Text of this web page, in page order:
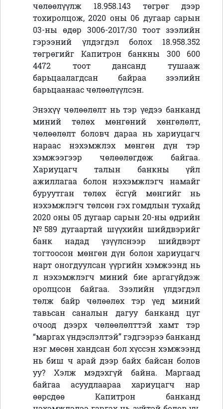
чөлөөлүүлж 18.958.143 төгрөг дээр
тохиролцож, 2020 оны 06 дугаар сарын
03-ны өдөр 3006-2017/30 тоот зээлийн
гэрээний үлдэгдэл болох 18.958.352
төгрөгийг Капитрон банкны 300 600
4472 тоот дансанд тушааж
барьцаалагдсан байраа зээлийн
барьцаанаас чөлөөлүүлсэн.
Энэхүү чөлөөлөлт нь тэр үедээ банканд
миний төлөх мөнгөний хөнгөлөлт,
чөлөөлөлт боловч дараа нь хариуцагч
нараас нэхэмжлэх мөнгөн дүн тэр
хэмжээгээр чөлөөлөгдөж байгаа.
Хариуцагч талын банкны үйл
ажиллагаа болон нэхэмжлэгч намайг
буруутган төлөх ёсгүй мөнгийг нь
нэхэмжлэгч төлсөн гэх гомдлын тухайд
2020 оны 05 дугаар сарын 20-ны өдрийн
№589 дугаартай шүүхийн шийдвэрийг
банк надад үзүүлснээр шийдвэрт
тогтоосон мөнгөн дүн болон хариуцагч
нарт оногдуулсан үүргийн хэмжээнд нь
л нэхэмжлэгч миний бие аргагүйдэж
оролцсон байгаа. Зээлийн үлдэгдэл
төлж байр чөлөөлөх тэр үед миний
тавьсан саналын дагуу банканд цуг
очоод дээрх чөлөөлөлттэй хамт тэр
“маргах үндэслэлтэй” гэдгээрээ банканд
нэг мөсөн хандсан бол хүссэн хэмжээнд
нь биш ч арай дээр байх байсан болов
уу? Хэлж мэдэхгүй байна. Маргаад
байгаа асуудлаараа хариуцагч нар
өөрсдөө Капитрон банканд